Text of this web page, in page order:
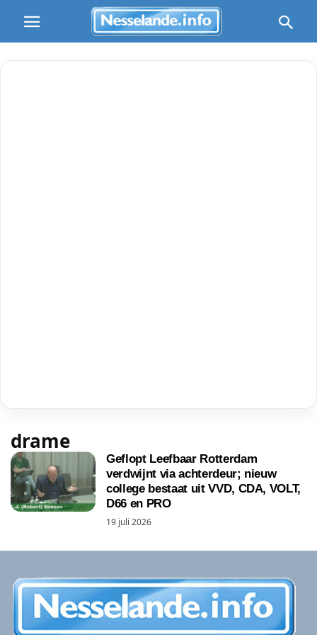
drame
Geflopt Leefbaar Rotterdam
verdwijnt via achterdeur; nieuw
college bestaat uit VVD, CDA, VOLT,
D66 en PRO
19 juli 2026